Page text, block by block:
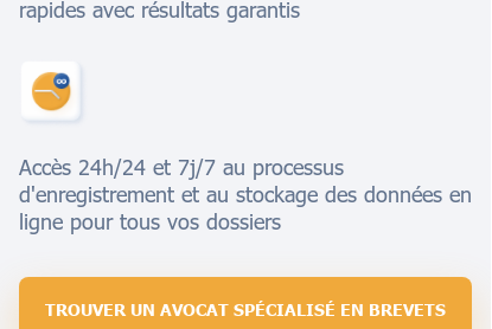
rapides avec résultats garantis
Accès 24h/24 et 7j/7 au processus
d'enregistrement et au stockage des données en
ligne pour tous vos dossiers
TROUVER UN AVOCAT SPÉCIALISÉ EN BREVETS